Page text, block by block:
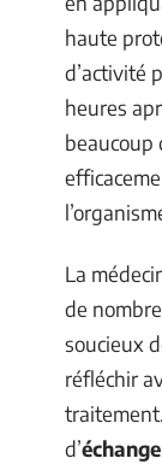
haute
d’activité
heures
beaucoup
La
de
soucieux
réfléchir
d’